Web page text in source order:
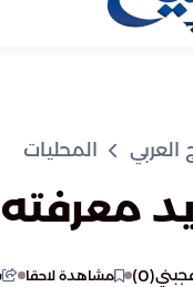
المحليات
(
0
) مشاهدة لاحقا